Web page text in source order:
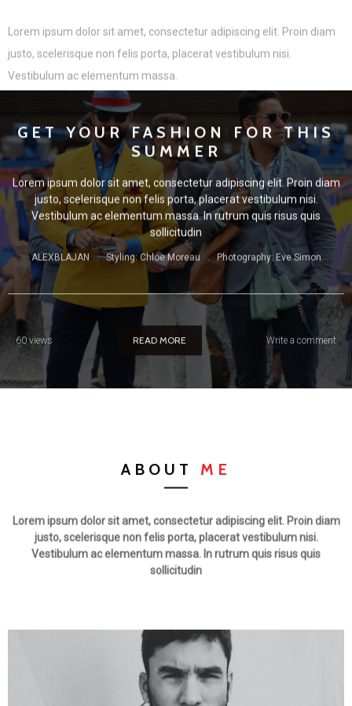
Lorem ipsum dolor sit amet, consectetur adipiscing elit. Proin diam
justo, scelerisque non felis porta, placerat vestibulum nisi.
Vestibulum ac elementum massa.
GET YOUR FASHION FOR THIS
SUMMER
Lorem ipsum dolor sit amet, consectetur adipiscing elit. Proin diam
justo, scelerisque non felis porta, placerat vestibulum nisi.
Vestibulum ac elementum massa. In rutrum quis risus quis
sollicitudin
ALEXBLAJAN . Styling: Chloe Moreau . Photography: Eve Simon
60 views Write a comment
ABOUT ME
Lorem ipsum dolor sit amet, consectetur adipiscing elit. Proin diam
justo, scelerisque non felis porta, placerat vestibulum nisi.
Vestibulum ac elementum massa. In rutrum quis risus quis
sollicitudin